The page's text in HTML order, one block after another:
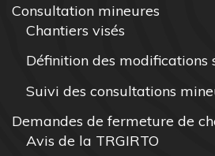
Consultation mineures
Chantiers visés
Définition des modifications
Suivi des consultations
Demandes de fermeture de
Avis de la TRGIRTO